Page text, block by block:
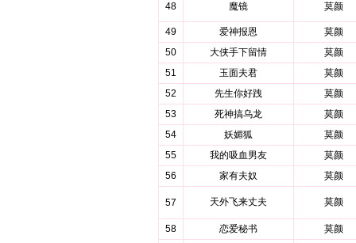
48 魔镜 莫颜
49 爱神报恩
莫颜
50
大侠手下留情
莫颜
51
玉面夫君
莫颜
52
先生你好跩
莫颜
53
死神搞乌龙
莫颜
54
妖媚狐
莫颜
55
我的吸血男友
莫颜
56
家有夫奴 莫颜
57 天外飞来丈夫 莫颜
58 恋爱秘书 莫颜